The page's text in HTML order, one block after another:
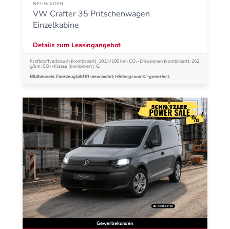
NEUWAGEN
VW Crafter 35 Pritschenwagen
Einzelkabine
Details zum Leasingangebot
Kraftstoffverbrauch (kombiniert): 10,0 l/100 km; CO₂-Emissionen (kombiniert): 262
g/km; CO₂-Klasse (kombiniert): G.
Bildhinweis: Fahrzeugbild KI-bearbeitet; Hintergrund KI-generiert.
Gewerbekunden